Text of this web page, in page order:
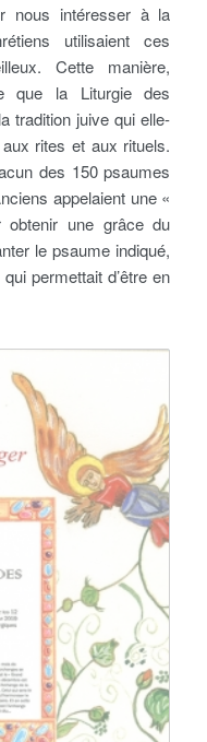
nous intéresser à la
utilisaient ces
Cette manière,
que la Liturgie des
tradition juive qui elle-
rites et aux rituels.
des 150 psaumes
appelaient une «
une grâce du
le psaume indiqué,
permettait d’être en